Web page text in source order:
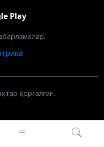
Play
қорғалған.